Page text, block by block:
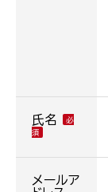
氏名
メールア